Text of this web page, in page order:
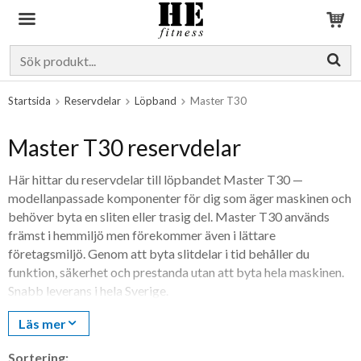
Startsida Reservdelar Löpband Master T30
Master T30 reservdelar
Här hittar du reservdelar till löpbandet Master T30 —
modellanpassade komponenter för dig som äger maskinen och
behöver byta en sliten eller trasig del. Master T30 används
främst i hemmiljö men förekommer även i lättare
företagsmiljö. Genom att byta slitdelar i tid behåller du
funktion, säkerhet och prestanda utan att byta hela maskinen.
Snabb leverans i hela Sverige.
Vanliga slitdelar på Master T30
Det här är de delar som oftast behöver bytas över tid. Vilka
Läs mer
Sortering: